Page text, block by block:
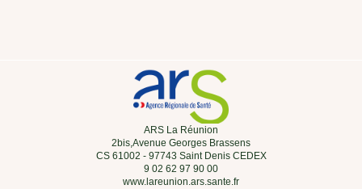
ARS La Réunion
2bis,Avenue Georges Brassens
CS 61002 - 97743 Saint Denis CEDEX
9 02 62 97 90 00
www.lareunion.ars.sante.fr